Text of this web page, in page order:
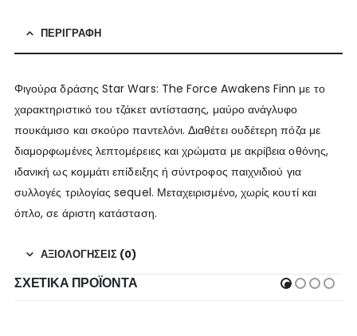
ΠΕΡΙΓΡΑΦΉ
Φιγούρα δράσης Star Wars: The Force Awakens Finn με το
χαρακτηριστικό του τζάκετ αντίστασης, μαύρο ανάγλυφο
πουκάμισο και σκούρο παντελόνι. Διαθέτει ουδέτερη πόζα με
διαμορφωμένες λεπτομέρειες και χρώματα με ακρίβεια οθόνης,
ιδανική ως κομμάτι επίδειξης ή σύντροφος παιχνιδιού για
συλλογές τριλογίας sequel. Μεταχειρισμένο, χωρίς κουτί και
όπλο, σε άριστη κατάσταση.
ΑΞΙΟΛΟΓΉΣΕΙΣ (0)
ΣΧΕΤΙΚΆ ΠΡΟΪΌΝΤΑ